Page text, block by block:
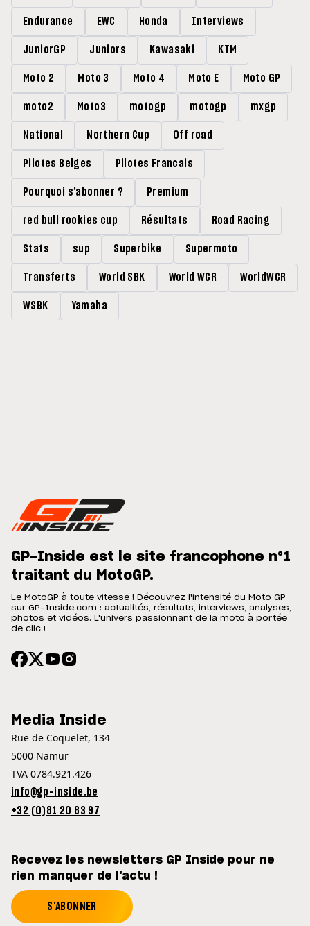
Endurance EWC Honda Interviews
JuniorGP Juniors Kawasaki KTM
Moto 2 Moto 3 Moto 4 Moto E Moto GP
moto2 Moto3 motogp motogp mxgp
National Northern Cup Off road
Pilotes Belges Pilotes Francais
Pourquoi s'abonner ? Premium
red bull rookies cup Résultats Road Racing
Stats sup Superbike Supermoto
Transferts World SBK World WCR WorldWCR
WSBK Yamaha
GP-Inside est le site francophone n°1
traitant du MotoGP.
Le MotoGP à toute vitesse ! Découvrez l'intensité du Moto GP
sur GP-Inside.com : actualités, résultats, interviews, analyses,
photos et vidéos. L'univers passionnant de la moto à portée
de clic !
Media Inside
Rue de Coquelet, 134
5000 Namur
TVA 0784.921.426
info@gp-inside.be
+32 (0)81 20 83 97
Recevez les newsletters GP Inside pour ne
rien manquer de l'actu !
S'ABONNER